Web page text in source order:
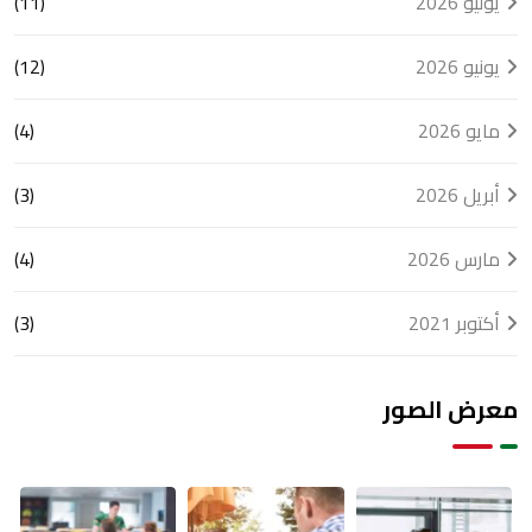
يونيو 2026
(12)
مايو 2026
(4)
أبريل 2026
(3)
مارس 2026
(4)
أكتوبر 2021
(3)
معرض الصور